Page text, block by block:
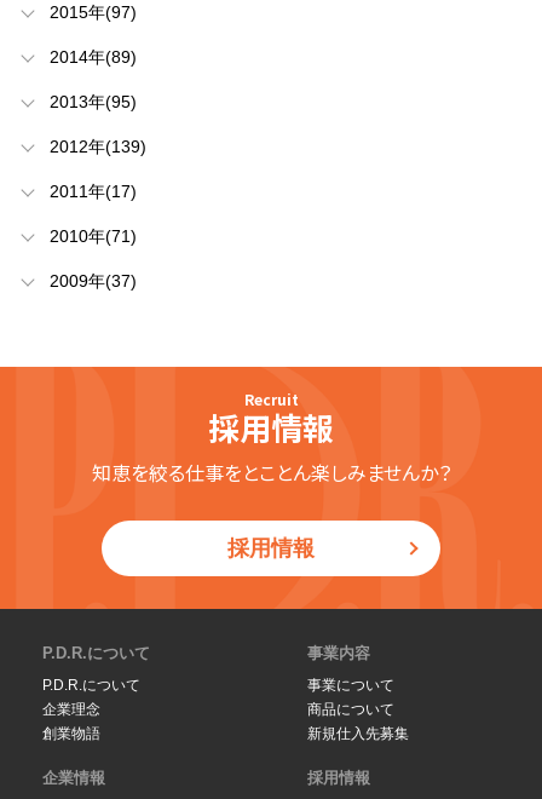
2015年(97)
2014年(89)
2013年(95)
2012年(139)
2011年(17)
2010年(71)
2009年(37)
Recruit
採用情報
知恵を絞る仕事をとことん楽しみませんか？
採用情報
P.D.R.について
P.D.R.について
企業理念
創業物語
事業内容
事業について
商品について
新規仕入先募集
企業情報 採用情報